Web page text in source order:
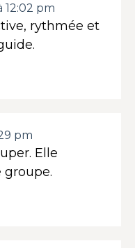
12:02 pm
rythmée et
pm
Elle
groupe.